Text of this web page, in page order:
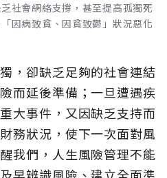
社會網絡支撐，甚至提高孤獨死
因病致貧、因貧致鬱」狀況惡化
，卻缺乏足夠的社會連結
而延後準備；一旦遭遇疾
大事件，又因缺乏支持而
務狀況，使下一次面對風
我們，人生風險管理不能